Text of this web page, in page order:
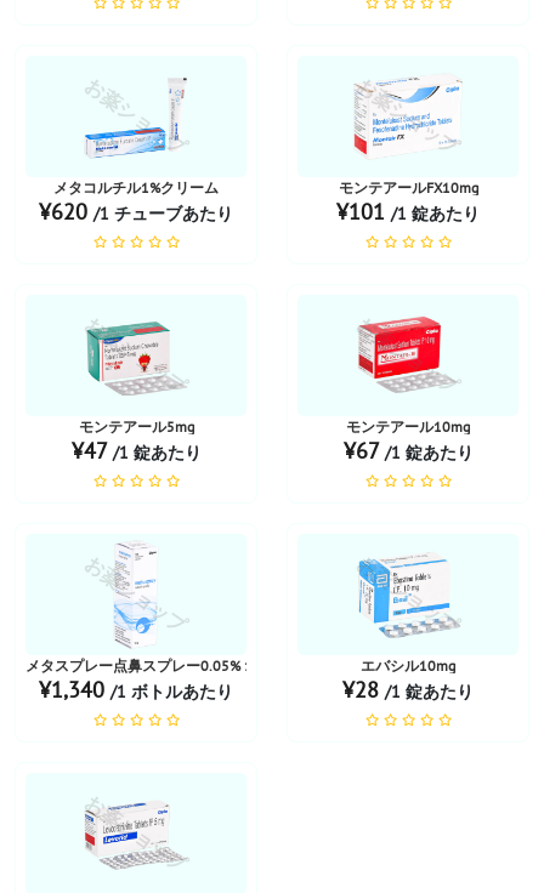
お薬ショップ
メタコルチル1%クリーム
¥620 /1 チューブあたり
お薬ショップ
モンテアールFX10mg
¥101 /1 錠あたり
お薬ショップ
モンテアール5mg
¥47 /1 錠あたり
お薬ショップ
モンテアール10mg
¥67 /1 錠あたり
お薬ショップ
メタスプレー点鼻スプレー0.05% 100 MD
¥1,340 /1 ボトルあたり
お薬ショップ
エバシル10mg
¥28 /1 錠あたり
お薬ショップ